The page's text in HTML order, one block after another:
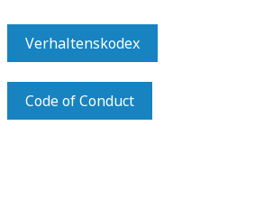
Verhaltenskodex
Code of Conduct